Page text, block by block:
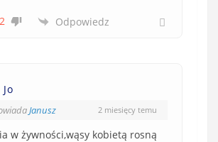
Odpowiedz
Jo
Janusz 2 miesięcy temu
w żywności,wąsy kobietą rosną